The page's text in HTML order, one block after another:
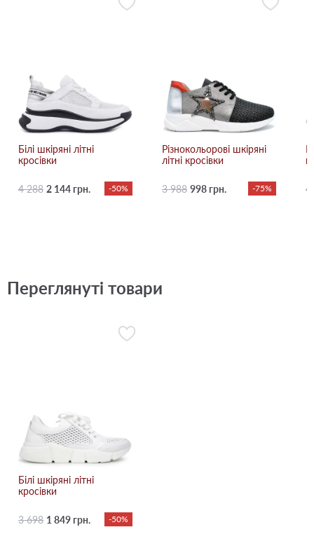
Білі шкіряні літні
кросівки
4 288 2 144 грн. -50%
Різнокольорові шкіряні
літні кросівки
3 988 998 грн. -75% 4
Переглянуті товари
Білі шкіряні літні
кросівки
3 698 1 849 грн. -50%